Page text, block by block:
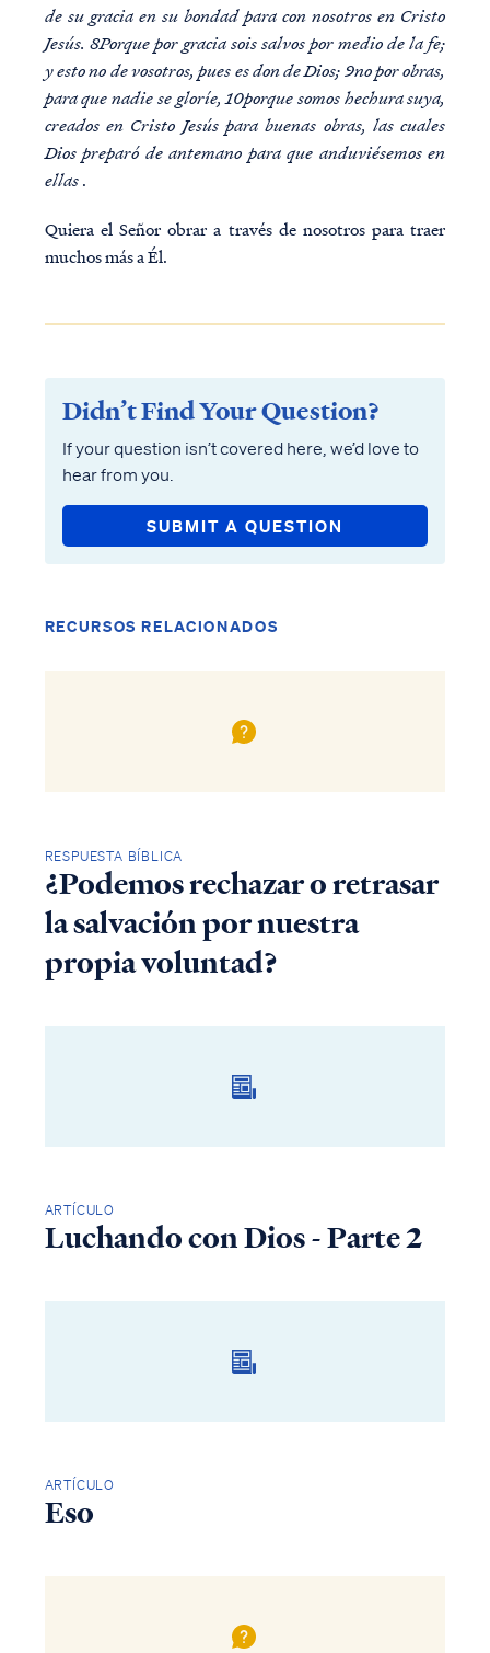
de su gracia en su bondad para con nosotros en Cristo
Jesús. 8Porque por gracia sois salvos por medio de la fe;
y esto no de vosotros, pues es don de Dios; 9no por obras,
para que nadie se gloríe, 10porque somos hechura suya,
creados en Cristo Jesús para buenas obras, las cuales
Dios preparó de antemano para que anduviésemos en
ellas.
Quiera el Señor obrar a través de nosotros para traer
muchos más a Él.
Didn’t Find Your Question?
If your question isn’t covered here, we’d love to
hear from you.
SUBMIT A QUESTION
RECURSOS RELACIONADOS
RESPUESTA BÍBLICA
¿Podemos rechazar o retrasar
la salvación por nuestra
propia voluntad?
ARTÍCULO
Luchando con Dios - Parte 2
ARTÍCULO
Eso